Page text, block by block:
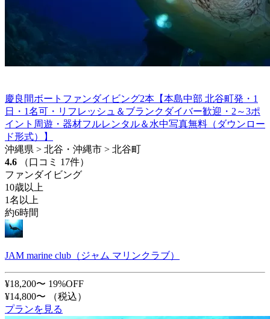
慶良間ボートファンダイビング2本【本島中部 北谷町発・1
日・1名可・リフレッシュ＆ブランクダイバー歓迎・2～3ポ
イント周遊・器材フルレンタル＆水中写真無料（ダウンロー
ド形式）】
沖縄県 > 北谷・沖縄市 > 北谷町
4.6
（口コミ 17件）
ファンダイビング
10歳以上
1名以上
約6時間
JAM marine club（ジャム マリンクラブ）
¥18,200〜 19%OFF
¥14,800〜
（税込）
プランを見る